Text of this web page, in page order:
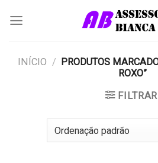
INÍCIO / PRODUTOS
ROXO”
FILTRAR